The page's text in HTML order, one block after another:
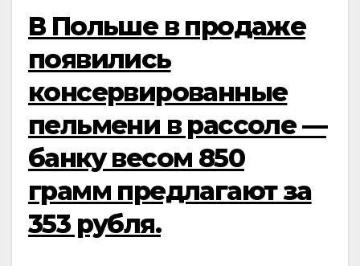
В Польше в продаже
появились
консервированные
пельмени в рассоле —
банку весом 850
грамм предлагают за
353 рубля.